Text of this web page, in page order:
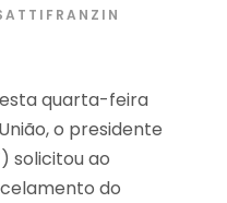
quarta-feira
o presidente
solicitou ao
do